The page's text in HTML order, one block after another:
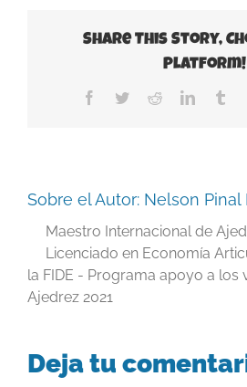
Share This Story,
Platform!
Facebook
TwitterRedditLinkedIn
Sobre el Autor: Nelson Pinal
Maestro Internacional de
Licenciado en Economía
la FIDE - Programa apoyo a los
Ajedrez 2021
Deja tu